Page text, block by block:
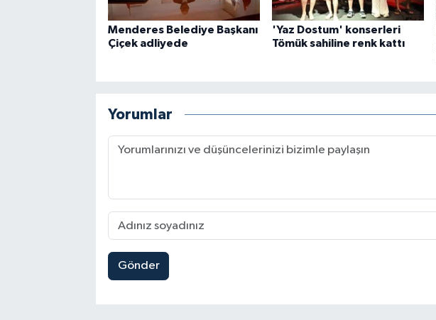
Menderes Belediye Başkanı
Çiçek adliyede
'Yaz Dostum' konserleri
Tömük sahiline renk kattı
Yorumlar
Gönder